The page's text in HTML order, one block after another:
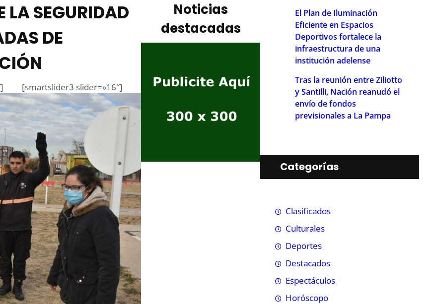
LA SEGURIDAD
DE
[smartslider3 slider=»16″]
Noticias
destacadas
El Plan de Iluminación
Eficiente en Espacios
Deportivos fortalece la
infraestructura de una
institución adelense
Tras la reunión entre Ziliotto
y Santilli, Nación reanudó el
envío de fondos
previsionales a La Pampa
Categorías
Clasificados
Culturales
Deportes
Destacados
Espectáculos
Horóscopo